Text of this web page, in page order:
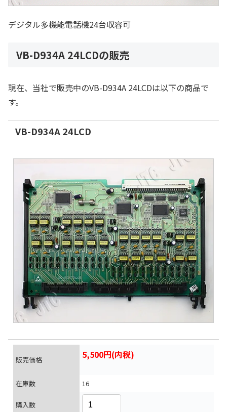
デジタル多機能電話機24台収容可
VB-D934A 24LCDの販売
現在、当社で販売中のVB-D934A 24LCDは以下の商品で
す。
VB-D934A 24LCD
販売価格 5,500円(内税)
在庫数 16
購入数